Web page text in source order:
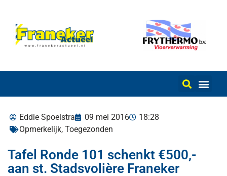
Eddie Spoelstra 09 mei 2016
18:28
Opmerkelijk, Toegezonden
Tafel Ronde 101 schenkt €500,-
aan st. Stadsvolière Franeker